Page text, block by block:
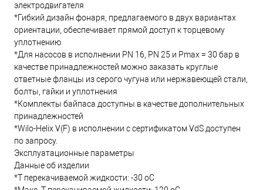
электродвигателя
*Гибкий дизайн фонаря, предлагаемого в двух вариантах
ориентации, обеспечивает прямой доступ к торцевому
уплотнению
*Для насосов в исполнении PN 16, PN 25 и Pmax = 30 бар в
качестве принадлежностей можно заказать круглые
ответные фланцы из серого чугуна или нержавеющей стали,
болты, гайки и уплотнения
*Комплекты байпаса доступны в качестве дополнительных
принадлежностей
*Wilo-Helix V(F) в исполнении с сертификатом VdS доступен
по запросу.
Эксплуатационные параметры
Данные об изделии
*Т перекачиваемой жидкости: -30 oC